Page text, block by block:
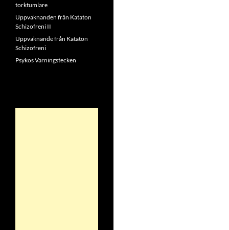
torktumlare
Uppvaknanden från Kataton
Schizofreni II
Uppvaknande från Kataton
Schizofreni
Psykos Varningstecken